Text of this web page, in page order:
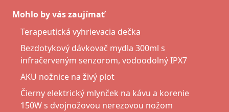
Mohlo by vás zaujímať
Terapeutická vyhrievacia dečka
Bezdotykový dávkovač mydla 300ml s
infračerveným senzorom, vodoodolný IPX7
AKU nožnice na živý plot
Čierny elektrický mlynček na kávu a korenie
150W s dvojnožovou nerezovou nožom